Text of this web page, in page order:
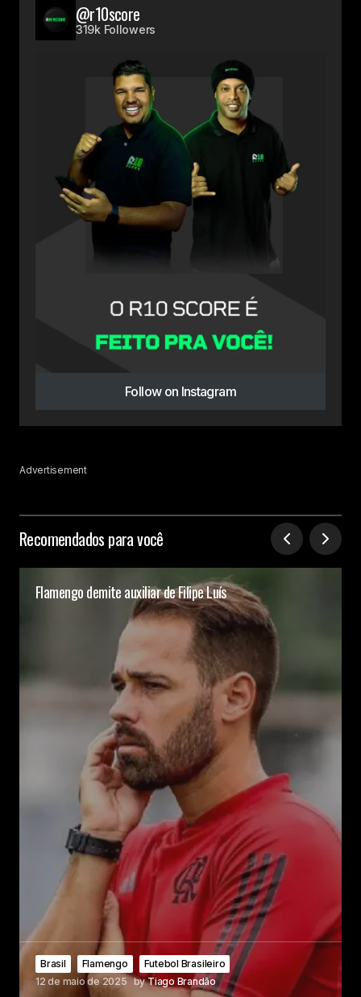
@r10score
319k Followers
Follow on Instagram
Advertisement
Recomendados para você
Flamengo demite auxiliar de Filipe Luís
Brasil Flamengo
Futebol Brasileiro
12 de maio de 2025 byTiago Brandão